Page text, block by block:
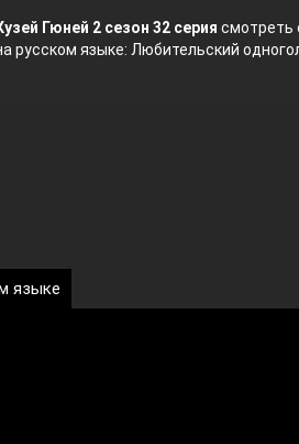
Гюней 2 сезон 32 серия смотреть
русском языке: Любительский
языке